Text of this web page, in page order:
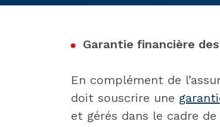
Garantie financière
En complément de
doit souscrire une
et gérés dans le cadre